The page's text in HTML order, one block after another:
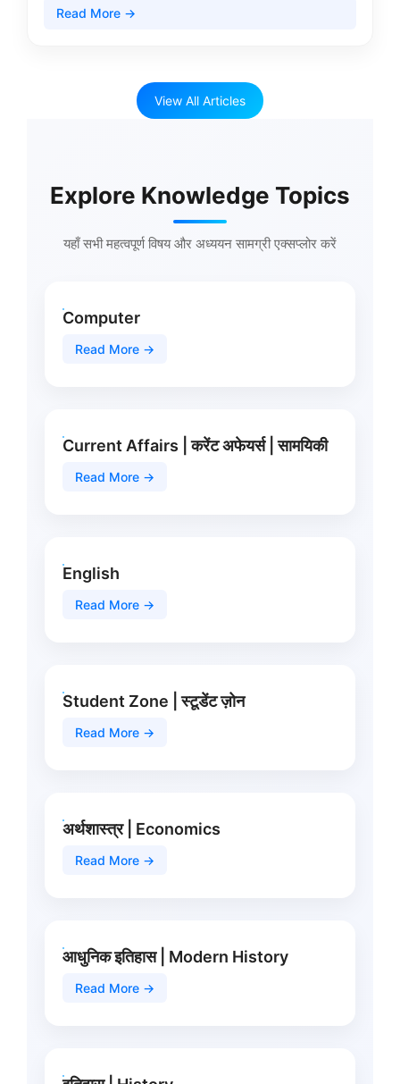
Read More →
View All Articles
Explore Knowledge Topics
यहाँ सभी महत्वपूर्ण विषय और अध्ययन सामग्री एक्सप्लोर करें
Computer
Read More →
Current Affairs | करेंट अफेयर्स | सामयिकी
Read More →
English
Read More →
Student Zone | स्टूडेंट ज़ोन
Read More →
अर्थशास्त्र | Economics
Read More →
आधुनिक इतिहास | Modern History
Read More →